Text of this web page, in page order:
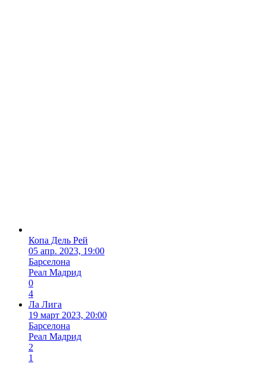
Копа Дель Рей
05 апр. 2023, 19:00
Барселона
Реал Мадрид
0
4
Ла Лига
19 март 2023, 20:00
Барселона
Реал Мадрид
2
1